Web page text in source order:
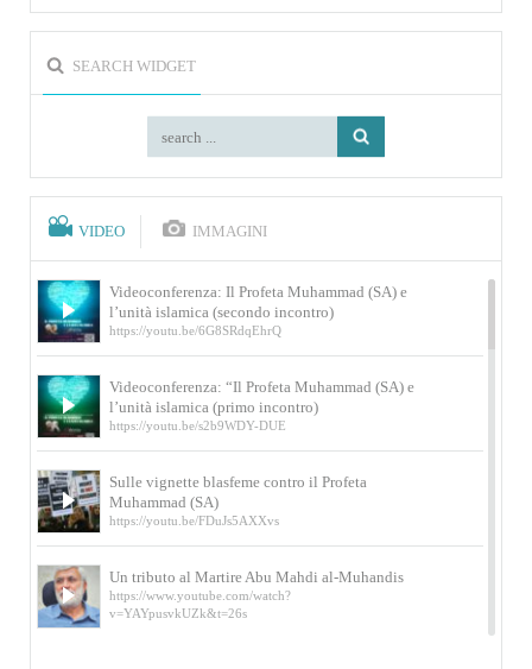
SEARCH WIDGET
VIDEO IMMAGINI
Videoconferenza: Il Profeta Muhammad (SA) e
l’unità islamica (secondo incontro)
https://youtu.be/6G8SRdqEhrQ
Videoconferenza: “Il Profeta Muhammad (SA) e
l’unità islamica (primo incontro)
https://youtu.be/s2b9WDY-DUE
Sulle vignette blasfeme contro il Profeta
Muhammad (SA)
https://youtu.be/FDuJs5AXXvs
Un tributo al Martire Abu Mahdi al-Muhandis
https://www.youtube.com/watch?
v=YAYpusvkUZk&t=26s